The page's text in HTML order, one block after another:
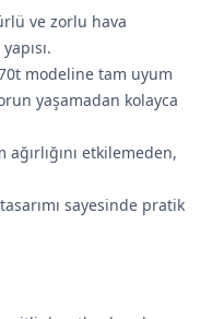
ve zorlu hava
modeline tam uyum
yaşamadan kolayca
etkilemeden,
sayesinde pratik